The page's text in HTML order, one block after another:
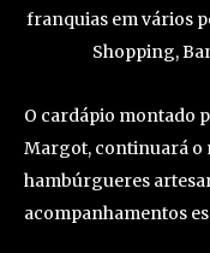
franquias em vários
Shopping,
O cardápio montado
Margot, continuará o
hambúrgueres
acompanhamentos